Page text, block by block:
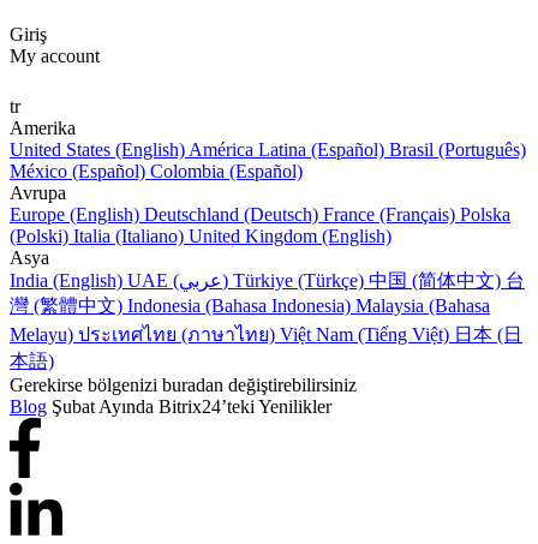
Giriş
My account
tr
Amerika
United States (English) América Latina (Español) Brasil (Português)
México (Español) Colombia (Español)
Avrupa
Europe (English) Deutschland (Deutsch) France (Français) Polska
(Polski) Italia (Italiano) United Kingdom (English)
Asya
India (English)
UAE (عربي) Türkiye (Türkçe) 中国 (简体中文) 台
灣 (繁體中文) Indonesia (Bahasa Indonesia) Malaysia (Bahasa
Melayu) ประเทศไทย (ภาษาไทย) Việt Nam (Tiếng Việt) 日本 (日
本語)
Gerekirse bölgenizi buradan değiştirebilirsiniz
Blog Şubat Ayında Bitrix24’teki Yenilikler